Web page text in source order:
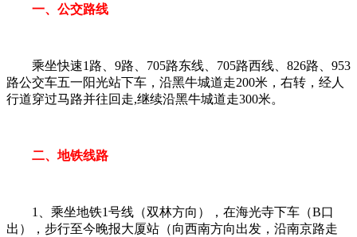
一、公交路线
乘坐快速1路、9路、705路东线、705路西线、826路、953
路公交车五一阳光站下车，沿黑牛城道走200米，右转，经人
行道穿过马路并往回走,继续沿黑牛城道走300米。
二、地铁线路
1、乘坐地铁1号线（双林方向），在海光寺下车（B口
出），步行至今晚报大厦站（向西南方向出发，沿南京路走